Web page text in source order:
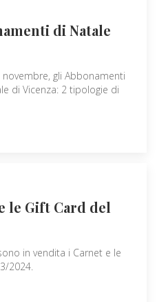
di Natale
gli Abbonamenti
di Vicenza: 2 tipologie di
le Gift Card del
in vendita i Carnet e le
2024.